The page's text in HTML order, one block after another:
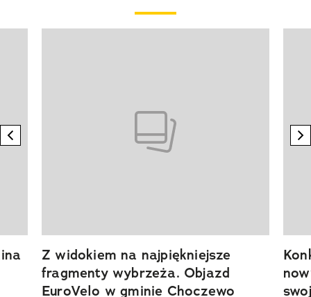
previous element
Z widokiem na najpiękniejsze
fragmenty wybrzeża. Objazd
EuroVelo w gminie Choczewo